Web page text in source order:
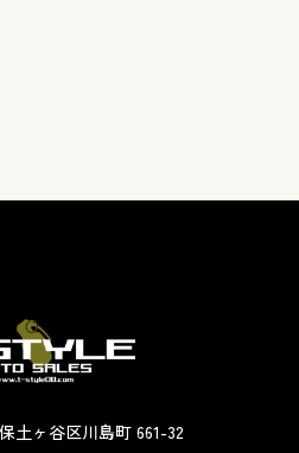
土ヶ谷区川島町 661-32